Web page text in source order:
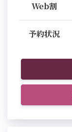
Web割
予約状況